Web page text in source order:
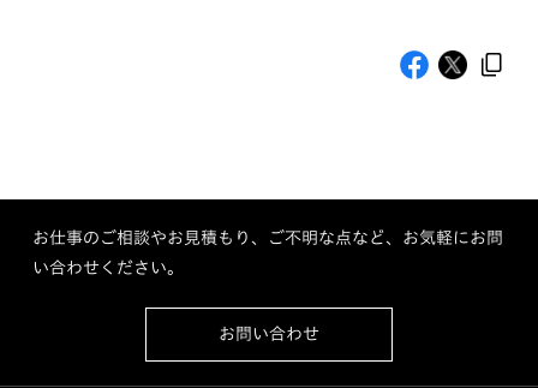
お仕事のご相談やお見積もり、ご不明な点など、お気軽にお問
い合わせください。
お問い合わせ